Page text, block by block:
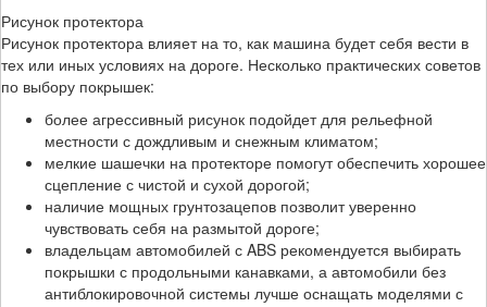
Рисунок протектора
Рисунок протектора влияет на то, как машина будет себя вести в
тех или иных условиях на дороге. Несколько практических советов
по выбору покрышек:
более агрессивный рисунок подойдет для рельефной
местности с дождливым и снежным климатом;
мелкие шашечки на протекторе помогут обеспечить хорошее
сцепление с чистой и сухой дорогой;
наличие мощных грунтозацепов позволит уверенно
чувствовать себя на размытой дороге;
владельцам автомобилей с ABS рекомендуется выбирать
покрышки с продольными канавками, а автомобили без
антиблокировочной системы лучше оснащать моделями с